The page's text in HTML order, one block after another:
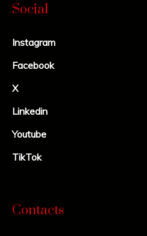
Social
Instagram
Facebook
X
Linkedin
Youtube
TikTok
Contacts